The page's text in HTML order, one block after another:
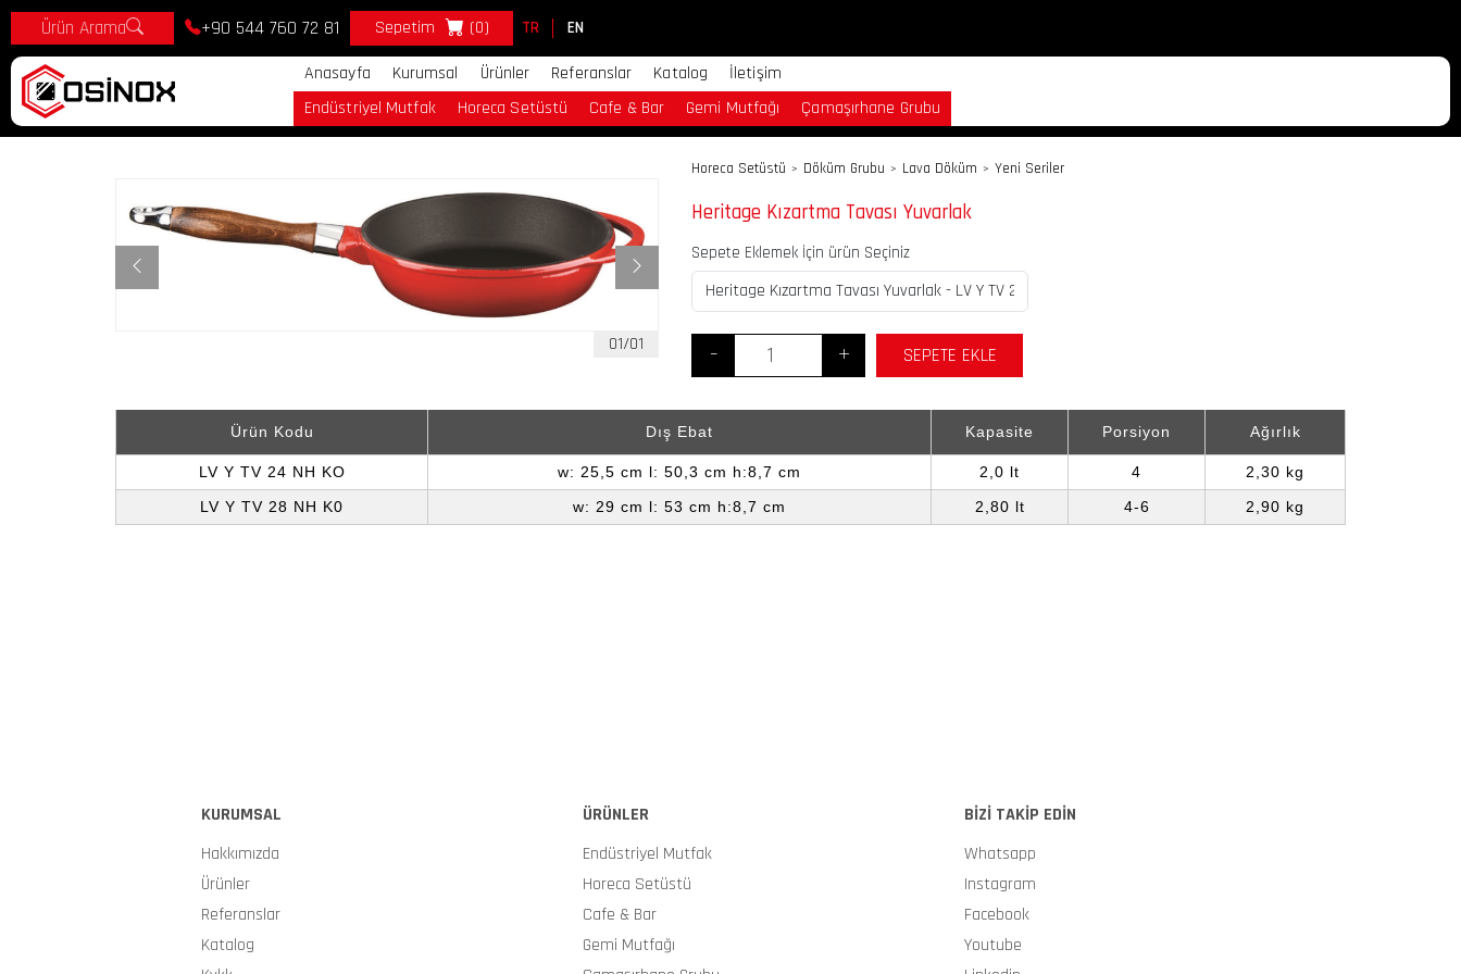
Ürün Arama +90 544 760 72 81 Sepetim (0) TR EN
Anasayfa Kurumsal Ürünler Referanslar Katalog
İletişim
Endüstriyel Mutfak
Horeca Setüstü Cafe & Bar Gemi Mutfağı Çamaşırhane Grubu
01/01
Horeca Setüstü > Döküm Grubu > Lava Döküm > Yeni Seriler
Heritage Kızartma Tavası Yuvarlak
Sepete Eklemek İçin ürün Seçiniz
- + SEPETE EKLE
Ürün Kodu Dış Ebat Kapasite Porsiyon Ağırlık
LV Y TV 24 NH KO w: 25,5 cm l: 50,3 cm h:8,7 cm 2,0 lt 4
2,30 kg
LV Y TV 28 NH K0
w: 29 cm l: 53 cm h:8,7 cm 2,80 lt 4-6 2,90 kg
KURUMSAL
Hakkımızda
Ürünler
Referanslar
Katalog
ÜRÜNLER
Endüstriyel Mutfak
Horeca Setüstü
Cafe & Bar
Gemi Mutfağı
BİZİ TAKİP EDİN
Whatsapp
Instagram
Facebook
Youtube